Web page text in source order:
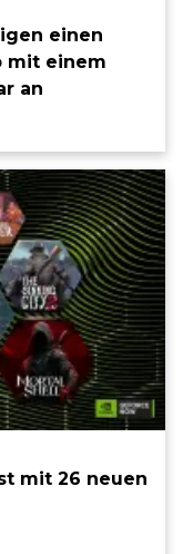
einen
mit einem
an
mit 26 neuen